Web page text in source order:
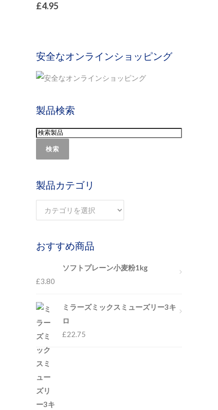
£4.95
安全なオンラインショッピング
製品検索
検索
製品カテゴリ
おすすめ商品
ソフトプレーン小麦粉1kg
£3.80
ミラーズミックスミューズリー3キ
ロ
£22.75